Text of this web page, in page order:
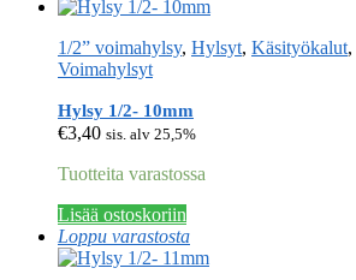
1/2” voimahylsy, Hylsyt, Käsityökalut,
Voimahylsyt
Hylsy 1/2- 10mm
€3,40 sis. alv 25,5%
Tuotteita varastossa
Lisää ostoskoriin
Loppu varastosta